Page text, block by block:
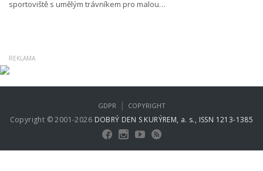
sportoviště s umělým trávníkem pro malou…
Copyright © 2001-2026 DOBRÝ DEN S KURÝREM, a. s., ISSN 1213-1385
GDPR | COPYRIGHT